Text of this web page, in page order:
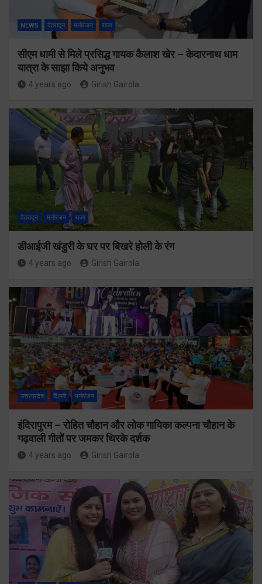
NEWS देहरादून मनोरंजन राज्य
सीएम धामी से मिले प्रसिद्ध गायक कैलाश खेर – केदारनाथ धाम
यात्रा के साझा किये अनुभव
4 years ago Girish Gairola
देहरादून मनोरंजन राज्य
डीआईजी खंडुरी के घर पर बिखरे होली के रंग
4 years ago Girish Gairola
उत्तरप्रदेश दिल्ली मनोरंजन
इंदिरापुरम – रोहित चौहान और लोक गायिका कल्पना चौहान के
गढ़वाली गीतों पर जमकर थिरके दर्शक
4 years ago Girish Gairola